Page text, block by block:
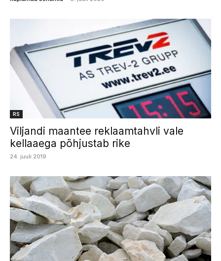
RS
Viljandi maantee reklaamtahvli vale
kellaaega põhjustab rike
24. juuli 2019